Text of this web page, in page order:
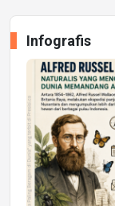
Infografis